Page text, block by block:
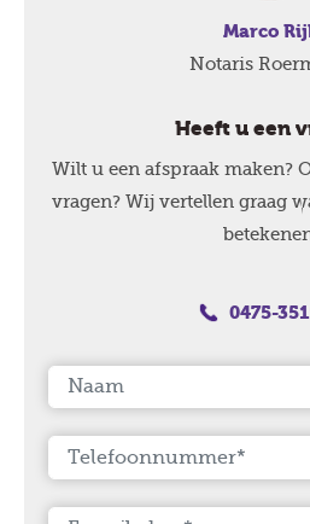
Marco
Notaris
Heeft u een
Wilt u een afspraak maken?
vragen? Wij vertellen graag
0475-